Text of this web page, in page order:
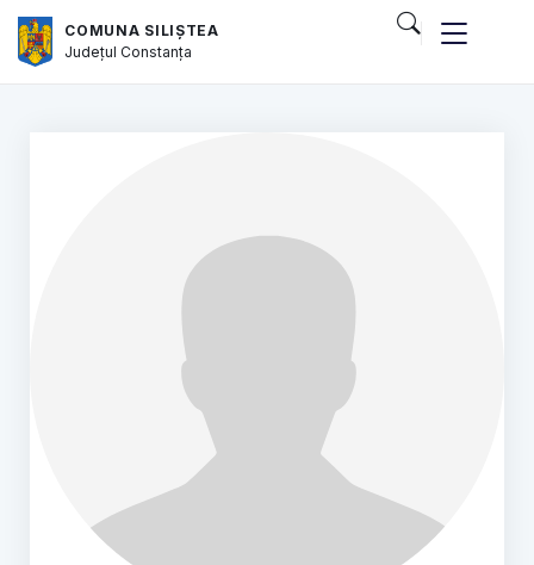
COMUNA SILIȘTEA
JudețulConstanța